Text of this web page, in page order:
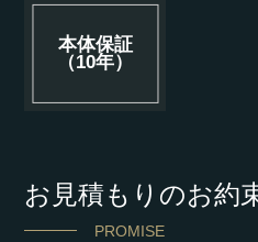
本体保証
（10年）
お見積もりのお約
PROMISE